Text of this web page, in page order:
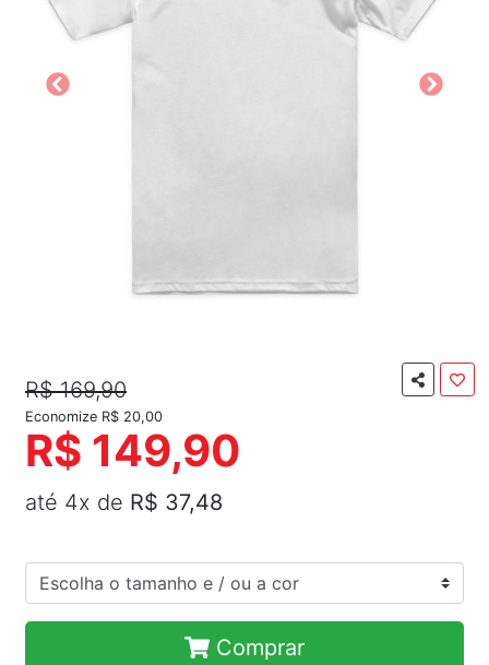
R$ 169,90
Economize R$ 20,00
R$ 149,90
até 4x de R$ 37,48
Comprar